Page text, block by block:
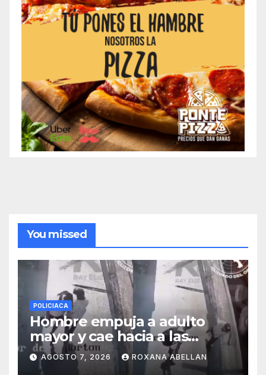
You missed
POLICIACA
Hombre empuja a adulto
mayor y cae hacia a las
ruedas de tráiler en
Monterrey
AGOSTO 7, 2026 ROXANA ABELLAN